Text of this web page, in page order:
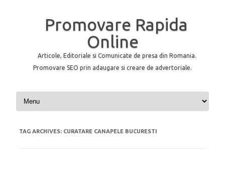
Promovare Rapida
Online
Articole, Editoriale si Comunicate de presa din Romania.
Promovare SEO prin adaugare si creare de advertoriale.
Skip to content
TAG ARCHIVES: CURATARE CANAPELE BUCURESTI